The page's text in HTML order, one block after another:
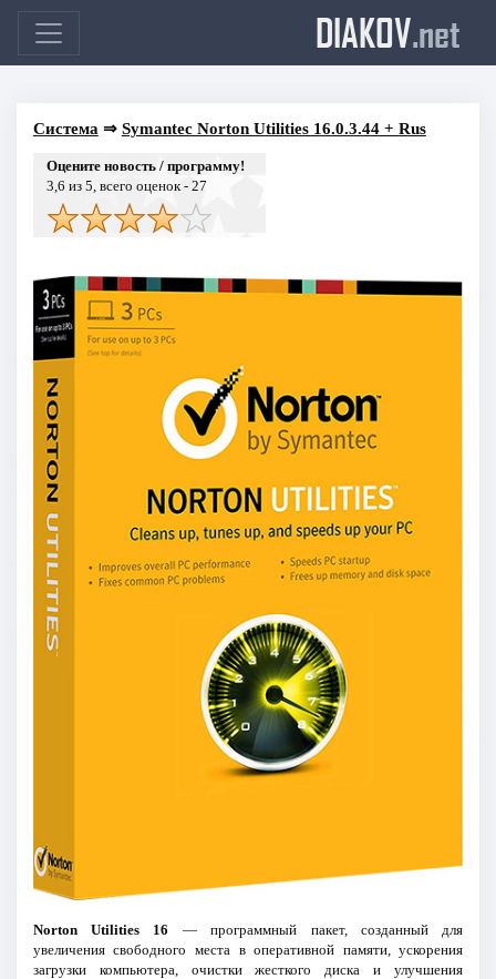
DIAKOV.net
Система ⇒ Symantec Norton Utilities 16.0.3.44 + Rus
Оцените новость / программу!
3,6 из 5, всего оценок - 27
Norton Utilities 16 — программный пакет, созданный для
увеличения свободного места в оперативной памяти, ускорения
загрузки компьютера, очистки жесткого диска и улучшения